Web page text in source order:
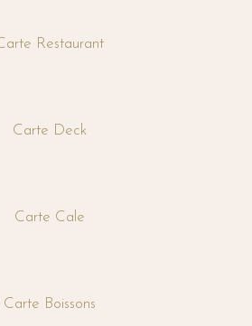
Restaurant
Carte Deck
Carte Cale
Carte Boissons